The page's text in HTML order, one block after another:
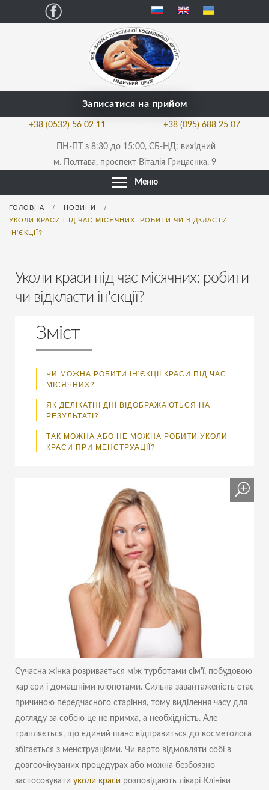
Facebook
Записатися на прийом
м. Полтава, проспект Віталія Грицаєнка, 9
ПН-ПТ з 8:30 до 15:00, СБ-НД: вихідний
+38 (0532) 56 02 11 +38 (095) 688 25 07
Меню
ГОЛОВНА / НОВИНИ /
УКОЛИ КРАСИ ПІД ЧАС МІСЯЧНИХ: РОБИТИ ЧИ ВІДКЛАСТИ
ІН'ЄКЦІЇ?
Уколи краси під час місячних: робити
чи відкласти ін'єкції?
Зміст
ЧИ МОЖНА РОБИТИ ІН'ЄКЦІЇ КРАСИ ПІД ЧАС
МІСЯЧНИХ?
ЯК ДЕЛІКАТНІ ДНІ ВІДОБРАЖАЮТЬСЯ НА
РЕЗУЛЬТАТІ?
ТАК МОЖНА АБО НЕ МОЖНА РОБИТИ УКОЛИ
КРАСИ ПРИ МЕНСТРУАЦІЇ?
Сучасна жінка розривається між турботами сім'ї, побудовою
кар'єри і домашніми клопотами. Сильна завантаженість стає
причиною передчасного старіння, тому виділення часу для
догляду за собою це не примха, а необхідність. Але
трапляється, що єдиний шанс відправиться до косметолога
збігається з менструаціями. Чи варто відмовляти собі в
довгоочікуваних процедурах або можна безбоязно
застосовувати уколи краси розповідають лікарі Клініки